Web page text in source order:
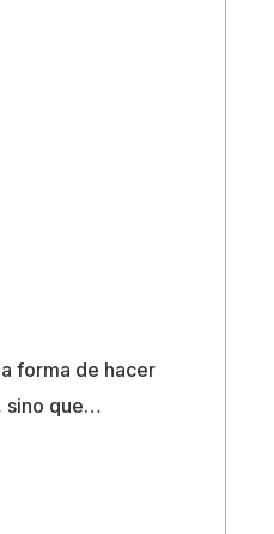
forma de hacer
sino que…